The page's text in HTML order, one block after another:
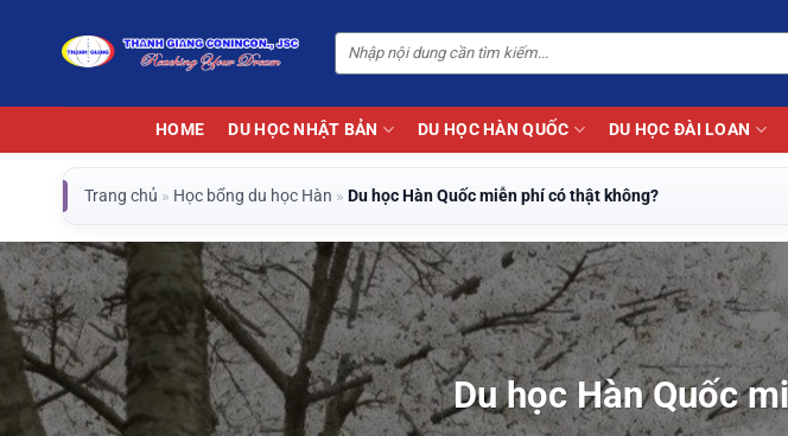
dung
HOME DU HỌC NHẬT BẢN DU HỌC HÀN QUỐC DU HỌC ĐÀI LOAN
Trang chủ » Học bổng du học Hàn » Du học Hàn Quốc miễn phí có thật không?
Du học Hàn Quốc